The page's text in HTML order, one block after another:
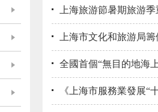
上海旅游節暑期旅游
上海市文化和旅游局
全國首個“無目的地海
《上海市服務業發展“